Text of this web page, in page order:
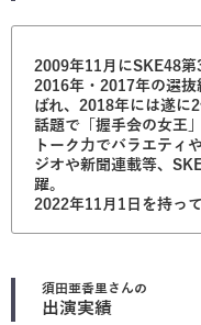
2009年11月にSKE48第
2016年・2017年の選
ばれ、2018年には遂に
話題で「握手会の女王
トーク力でバラエティ
ジオや新聞連載等、
躍。
2022年11月1日を持っ
須田亜香里さんの
出演実績